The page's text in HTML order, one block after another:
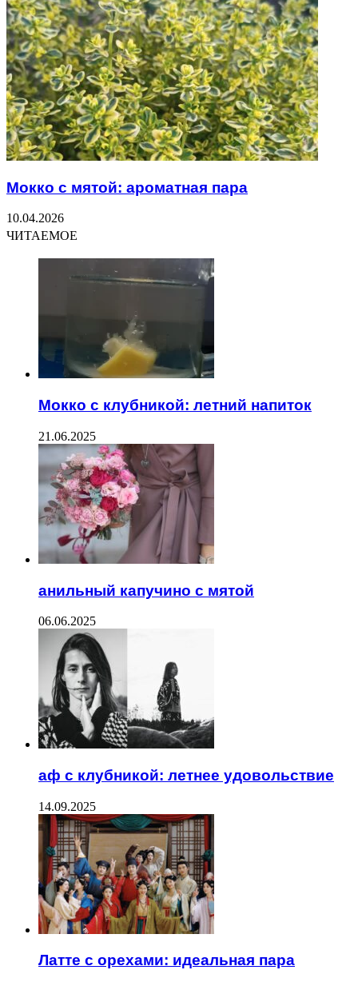
Мокко с мятой: ароматная пара
10.04.2026
ЧИТАЕМОЕ
Мокко с клубникой: летний напиток
21.06.2025
анильный капучино с мятой
06.06.2025
аф с клубникой: летнее удовольствие
14.09.2025
Латте с орехами: идеальная пара